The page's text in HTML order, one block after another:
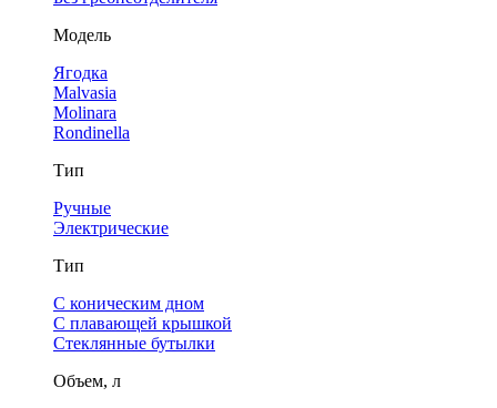
Модель
Ягодка
Malvasia
Molinara
Rondinella
Тип
Ручные
Электрические
Тип
С коническим дном
С плавающей крышкой
Стеклянные бутылки
Объем, л